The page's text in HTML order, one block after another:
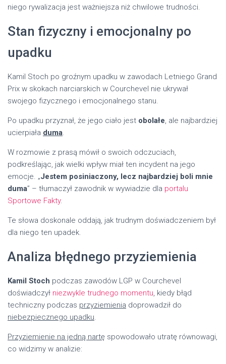
niego rywalizacja jest ważniejsza niż chwilowe trudności.
Stan fizyczny i emocjonalny po
upadku
Kamil Stoch po groźnym upadku w zawodach Letniego Grand
Prix w skokach narciarskich w Courchevel nie ukrywał
swojego fizycznego i emocjonalnego stanu.
Po upadku przyznał, że jego ciało jest obolałe, ale najbardziej
ucierpiała duma.
W rozmowie z prasą mówił o swoich odczuciach,
podkreślając, jak wielki wpływ miał ten incydent na jego
emocje. „Jestem posiniaczony, lecz najbardziej boli mnie
duma” – tłumaczył zawodnik w wywiadzie dla portalu
Sportowe Fakty.
Te słowa doskonale oddają, jak trudnym doświadczeniem był
dla niego ten upadek.
Analiza błędnego przyziemienia
Kamil Stoch podczas zawodów LGP w Courchevel
doświadczył niezwykle trudnego momentu, kiedy błąd
techniczny podczas przyziemienia doprowadził do
niebezpiecznego upadku.
Przyziemienie na jedną nartę spowodowało utratę równowagi,
co widzimy w analizie: